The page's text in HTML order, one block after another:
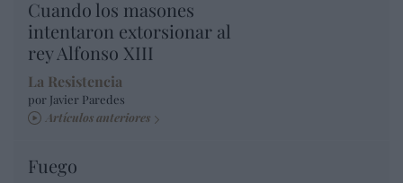
Cuando los masones
intentaron extorsionar al
rey Alfonso XIII
La Resistencia
por Javier Paredes
Artículos anteriores
Fuego